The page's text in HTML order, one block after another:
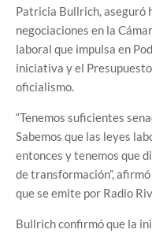
Patricia Bullrich, aseguró
negociaciones en la
laboral que impulsa en
iniciativa y el
oficialismo.
“Tenemos suficientes
Sabemos que las leyes
entonces y tenemos que
de transformación”,
que se emite por Radio
Bullrich confirmó que la